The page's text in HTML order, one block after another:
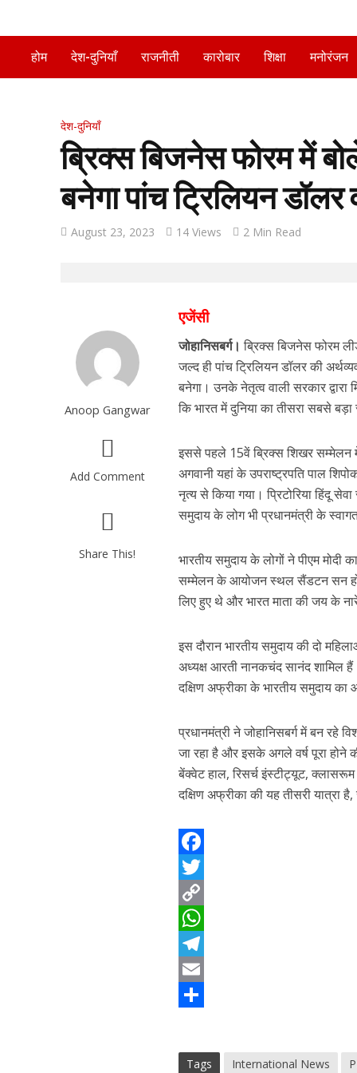
होम देश-दुनियाँ राजनीती कारोबार शिक्षा मनोरंजन
देश-दुनियाँ
ब्रिक्स बिजनेस फोरम में
बनेगा पांच ट्रिलियन डॉलर
August 23, 2023 14 Views 2 Min Read
Anoop Gangwar
Add Comment
Share This!
एजेंसी
जोहानिसबर्ग। ब्रिक्स बिजनेस फोरम
जल्द ही पांच ट्रिलियन डॉलर की
बनेगा। उनके नेतृत्व वाली सरकार
कि भारत में दुनिया का तीसरा सबसे
इससे पहले 15वें ब्रिक्स शिखर सम्मेलन में
अगवानी यहां के उपराष्ट्रपति पाल
नृत्य से किया गया। प्रिटोरिया हिंदू
समुदाय के लोग भी प्रधानमंत्री के
भारतीय समुदाय के लोगों ने पीएम
सम्मेलन के आयोजन स्थल सैंडटन सन
लिए हुए थे और भारत माता की जय के
इस दौरान भारतीय समुदाय की दो
अध्यक्ष आरती नानकचंद सानंद शामिल
दक्षिण अफ्रीका के भारतीय समुदाय का
प्रधानमंत्री ने जोहानिसबर्ग में बन रहे
जा रहा है और इसके अगले वर्ष पूरा होने
बेंक्वेट हाल, रिसर्च इंस्टीट्यूट,
दक्षिण अफ्रीका की यह तीसरी यात्रा
F
a
c
e
b
o
T
w
t
C
o
p
y
W
h
a
T
eE
Tags International News